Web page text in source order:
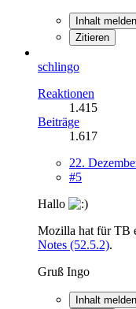
Inhalt melden
Zitieren
schlingo
Reaktionen
1.415
Beiträge
1.617
22.
#5
Hallo
Mozilla hat für TB
Notes (52.5.2).
Gruß Ingo
Inhalt melden